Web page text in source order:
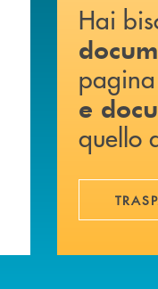
Hai
e
quello